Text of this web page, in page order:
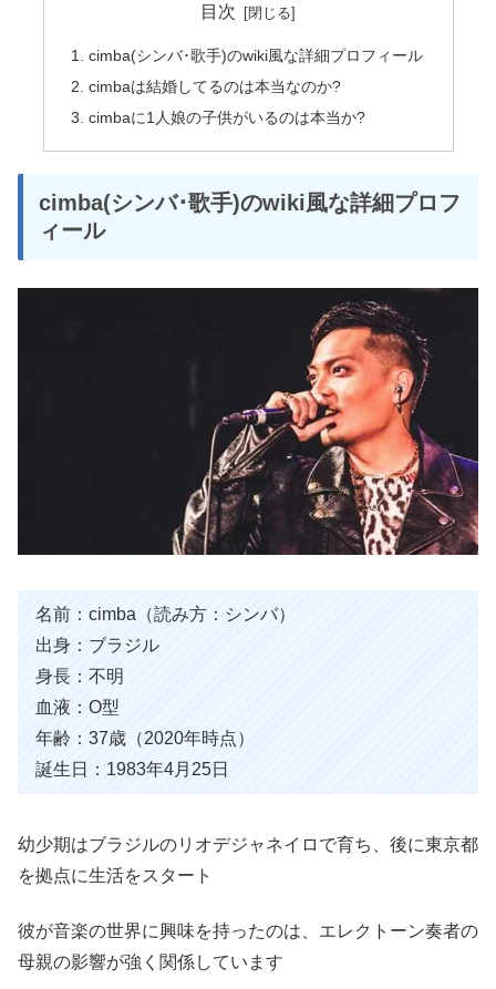
目次
cimba(シンバ･歌手)のwiki風な詳細プロフィール
cimbaは結婚してるのは本当なのか?
cimbaに1人娘の子供がいるのは本当か?
cimba(シンバ･歌手)のwiki風な詳細プロフ
ィール
名前：cimba（読み方：シンバ）
出身：ブラジル
身長：不明
血液：O型
年齢：37歳（2020年時点）
誕生日：1983年4月25日
幼少期はブラジルのリオデジャネイロで育ち、後に東京都
を拠点に生活をスタート
彼が音楽の世界に興味を持ったのは、エレクトーン奏者の
母親の影響が強く関係しています